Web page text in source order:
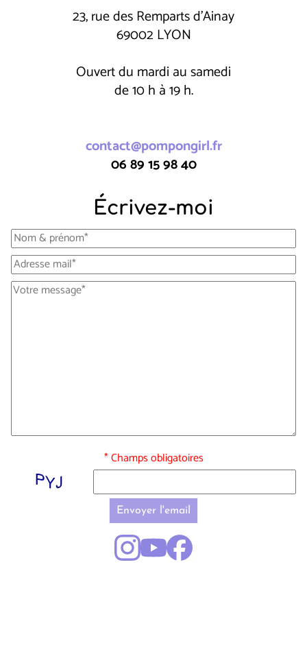
23, rue des Remparts d'Ainay
69002 LYON
Ouvert du mardi au samedi
de 10 h à 19 h.
contact@pompongirl.fr
06 89 15 98 40
Écrivez-moi
* Champs obligatoires
Envoyer l'email